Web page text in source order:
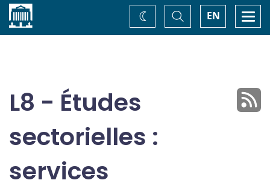
Accueil EN
Basculer
la
recherche
Changez
de
L8 - Études
sectorielles :
services